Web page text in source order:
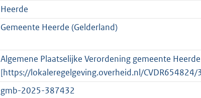
o
t
e
:
2
K
o
o
t
e
:
2
Heerde
Gemeente Heerde (Gelderland)
Algemene Plaatselijke Verordening gemeente
[https://lokaleregelgeving.overheid.nl/CVDR654824/3
gmb-2025-387432